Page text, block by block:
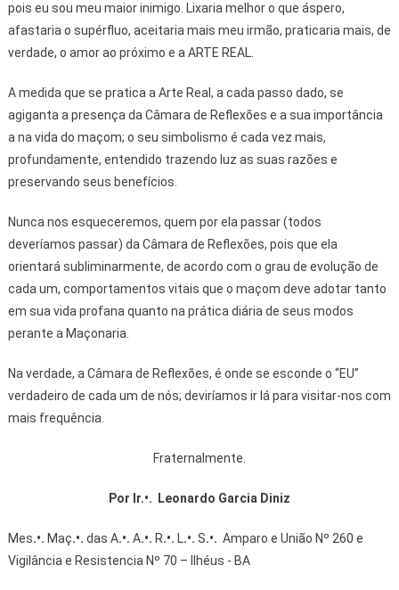
pois eu sou meu maior inimigo. Lixaria melhor o que áspero,
afastaria o supérfluo, aceitaria mais meu irmão, praticaria mais, de
verdade, o amor ao próximo e a ARTE REAL.
A medida que se pratica a Arte Real, a cada passo dado, se
agiganta a presença da Câmara de Reflexões e a sua importância
a na vida do maçom; o seu simbolismo é cada vez mais,
profundamente, entendido trazendo luz as suas razões e
preservando seus benefícios.
Nunca nos esqueceremos, quem por ela passar (todos
deveríamos passar) da Câmara de Reflexões, pois que ela
orientará subliminarmente, de acordo com o grau de evolução de
cada um, comportamentos vitais que o maçom deve adotar tanto
em sua vida profana quanto na prática diária de seus modos
perante a Maçonaria.
Na verdade, a Câmara de Reflexões, é onde se esconde o “EU”
verdadeiro de cada um de nós; deviríamos ir lá para visitar-nos com
mais frequência.
Fraternalmente.
Por Ir.•. Leonardo Garcia Diniz
Mes.•. Maç.•. das A.•. A.•. R.•. L.•. S.•. Amparo e União Nº 260 e
Vigilância e Resistencia Nº 70 – Ilhéus - BA